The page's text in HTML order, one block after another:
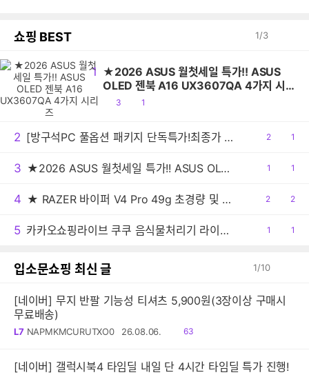
쇼핑 BEST 1/3
1 ★2026 ASUS 월첫세일 특가!! ASUS
OLED 젠북 A16 UX3607QA 4가지 시
리즈
공
3
댓1
2 [방구석PC 풀옵션 패키지 단독특가!최종가 1만2천!] 모바 전동칫솔 MOVA Fresh Pro 실버 무선 터치 IPX7 방수 10단계 진동 음파 전동칫솔
공
2
댓1
3 ★2026 ASUS 월첫세일 특가!! ASUS OLED 젠북 A16 UX3607QA 4가지 시리즈
공1
댓1
4 ★ RAZER 바이퍼 V4 Pro 49g 초경량 및 50K 센서 탑재한 플래그십 게이밍 마우스!!
공
2
댓
2
5 카카오쇼핑라이브 쿠쿠 음식물처리기 라이브 방송 안내!
공1
댓1
입소문쇼핑 최신 글 1/10
[네이버] 무지 반팔 기능성 티셔츠 5,900원(3장이상 구매시
무료배송)
L7 NAPMKMCURUTXO0 26.08.06.
읽
63
[네이버] 갤럭시북4 타임딜 내일 단 4시간 타임딜 특가 진행!